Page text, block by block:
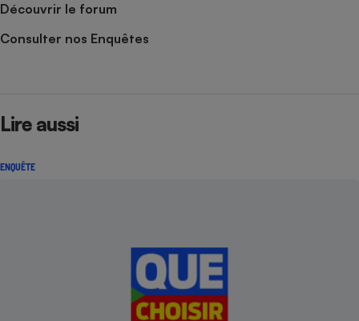
Découvrir le forum
Consulter nos Enquêtes
Lire aussi
ENQUÊTE